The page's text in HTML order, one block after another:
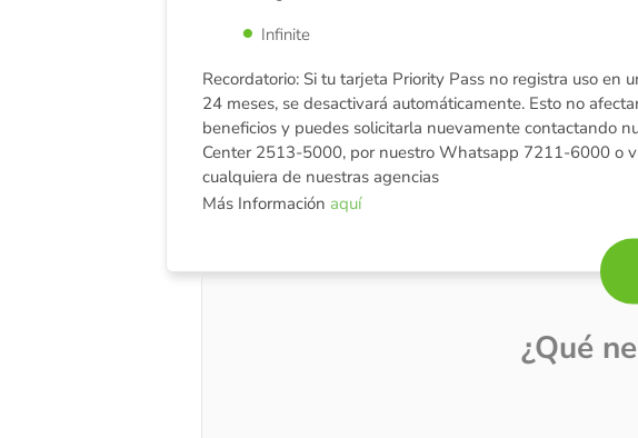
Infinite
Recordatorio: Si tu tarjeta Priority Pass no registra uso en
24 meses, se desactivará automáticamente. Esto no
beneficios y puedes solicitarla nuevamente contactando
Center 2513-5000, por nuestro Whatsapp 7211-6000 o
cualquiera de nuestras agencias
Más Información aquí
¿Qué